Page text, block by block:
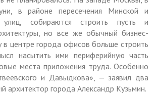
в районе пересечения Минской и
улиц, собираются строить пусть и
но все же обычный бизнес-
в центре города офисов больше строить
насытить ими периферийную часть
места приложения труда. Особенно
и Давыдкова», — заявил два
архитектор города Александр Кузьмин.